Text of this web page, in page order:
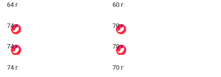
64 г 60 г
74 г 70 г
74 г 70 г
74 г 70 г